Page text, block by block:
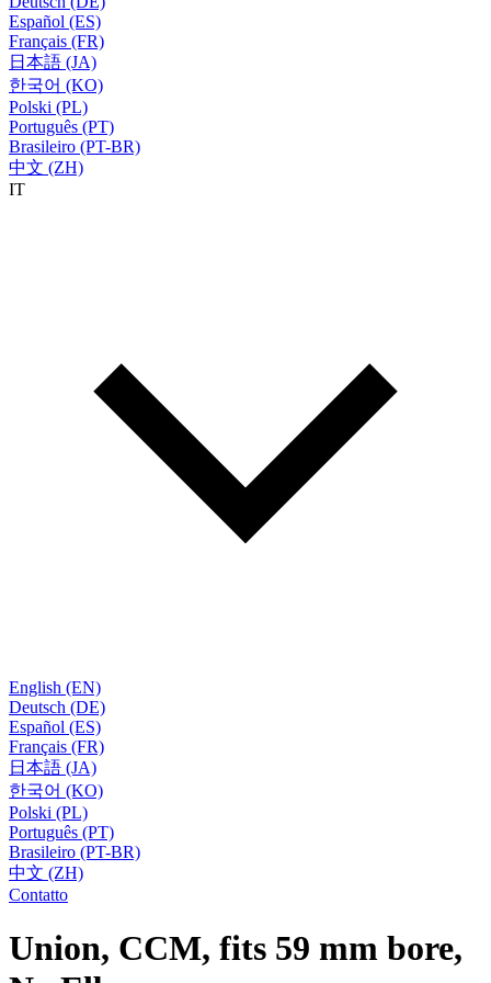
Español (ES)
Français (FR)
日本語 (JA)
한국어 (KO)
Polski (PL)
Português (PT)
Brasileiro (PT-BR)
中文 (ZH)
IT
English (EN)
Deutsch (DE)
Español (ES)
Français (FR)
日本語 (JA)
한국어 (KO)
Polski (PL)
Português (PT)
Brasileiro (PT-BR)
中文 (ZH)
Contatto
Union, CCM, fits 59 mm bore,